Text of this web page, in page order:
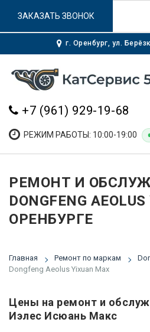
г. Оренбург, ул.
+7 (961) 929-19-68
РЕЖИМ РАБОТЫ: 10:00-19:00
ЗАКАЗАТЬ ЗВОНОК
РЕМОНТ И
DONGFENG
ОРЕНБУРГЕ
Главная Ремонт по маркам
Dongfeng Aeolus Yixuan Max
Цены на ремонт и
Иэлес Исюань Макс